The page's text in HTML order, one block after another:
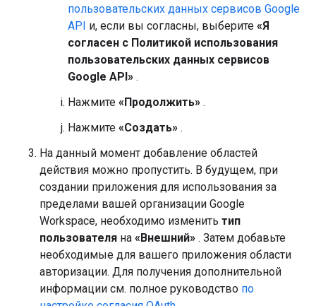
пользовательских данных сервисов Google
API и, если вы согласны, выберите «Я
согласен с Политикой использования
пользовательских данных сервисов
Google API» .
Нажмите «Продолжить» .
Нажмите «Создать» .
На данный момент добавление областей
действия можно пропустить. В будущем, при
создании приложения для использования за
пределами вашей организации Google
Workspace, необходимо изменить тип
пользователя на «Внешний» . Затем добавьте
необходимые для вашего приложения области
авторизации. Для получения дополнительной
информации см. полное руководство по